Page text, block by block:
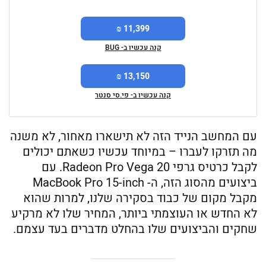
11,399 ₪
קנה עכשיו ב- BUG
13,150 ₪
קנה עכשיו ב- פי.סי סנטר
עם המחשב הנייד הזה לא תישארו מאחור, לא משנה
מה תזרקו לעברו – במיוחד עכשיו כשאתם יכולים
לקבל כרטיס גרפי Radeon Pro Vega 20. עם
ביצועים מהסוג הזה, ה- MacBook Pro 15-inch
מקבל מקום של כבוד בסקירה שלנו, למרות שהוא
לא החדש או העוצמתי ביותר, המחיר שלו לא מרקיע
שחקים והביצועים שלו בהחלט מדברים בעד עצמם.